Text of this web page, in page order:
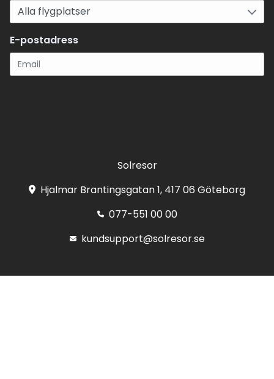
E-postadress
Solresor
Hjalmar Brantingsgatan 1, 417 06 Göteborg
077-551 00 00
kundsupport@solresor.se